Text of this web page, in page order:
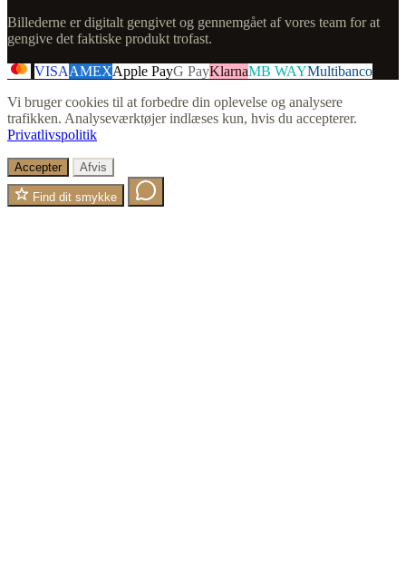
Billederne er digitalt gengivet og gennemgået af vores team for at
gengive det faktiske produkt trofast.
VISAAMEXApple PayG PayKlarnaMB WAYMultibanco
Vi bruger cookies til at forbedre din oplevelse og analysere
trafikken. Analyseværktøjer indlæses kun, hvis du accepterer.
Privatlivspolitik
Accepter Afvis
Find dit smykke